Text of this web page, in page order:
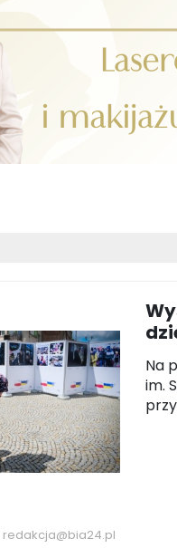
Na
im.
redakcja@bia24.pl